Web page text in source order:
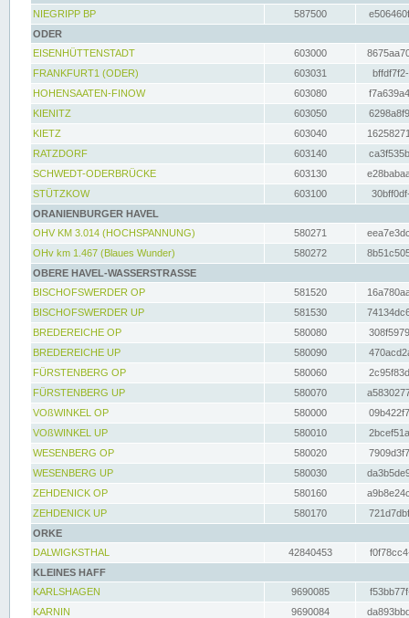
NIEGRIPP BP
587500
ODER
EISENHÜTTENSTADT
603000
FRANKFURT1 (ODER)
603031
HOHENSAATEN-FINOW
603080
KIENITZ
603050
KIETZ
603040
RATZDORF
603140
SCHWEDT-ODERBRÜCKE
603130
STÜTZKOW
603100
ORANIENBURGER HAVEL
OHV KM 3.014 (HOCHSPANNUNG)
580271
OHv km 1.467 (Blaues Wunder)
580272
OBERE HAVEL-WASSERSTRASSE
BISCHOFSWERDER OP
581520
BISCHOFSWERDER UP
581530
BREDEREICHE OP
580080
BREDEREICHE UP
580090
FÜRSTENBERG OP
580060
FÜRSTENBERG UP
580070
VOßWINKEL OP
580000
VOßWINKEL UP
580010
WESENBERG OP
580020
WESENBERG UP
580030
ZEHDENICK OP
580160
ZEHDENICK UP
580170
ORKE
DALWIGKSTHAL
42840453
KLEINES HAFF
KARLSHAGEN
9690085
KARNIN
9690084